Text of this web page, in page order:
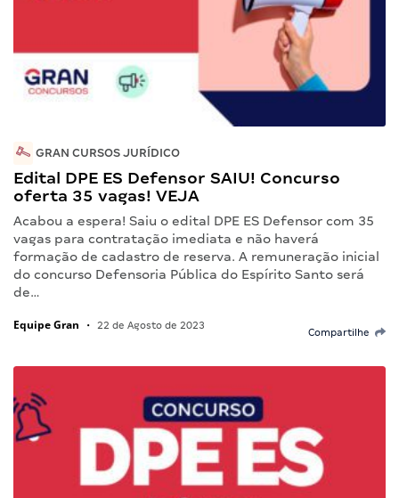
GRAN CURSOS JURÍDICO
Edital DPE ES Defensor SAIU! Concurso
oferta 35 vagas! VEJA
Acabou a espera! Saiu o edital DPE ES Defensor com 35
vagas para contratação imediata e não haverá
formação de cadastro de reserva. A remuneração inicial
do concurso Defensoria Pública do Espírito Santo será
de…
Equipe Gran • 22 de Agosto de 2023
Compartilhe